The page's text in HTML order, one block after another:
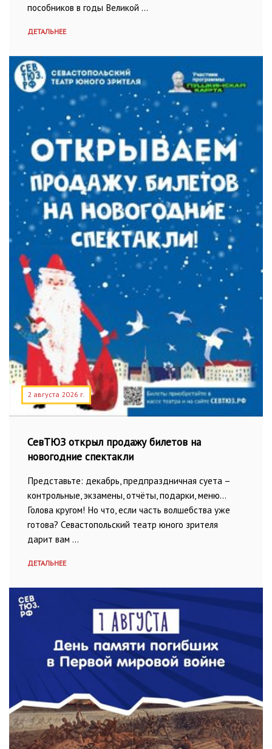
пособников в годы Великой …
ДЕТАЛЬНЕЕ
2 августа 2026 г.
СевТЮЗ открыл продажу билетов на
новогодние спектакли
Представьте: декабрь, предпраздничная суета –
контрольные, экзамены, отчёты, подарки, меню…
Голова кругом! Но что, если часть волшебства уже
готова? Севастопольский театр юного зрителя
дарит вам …
ДЕТАЛЬНЕЕ